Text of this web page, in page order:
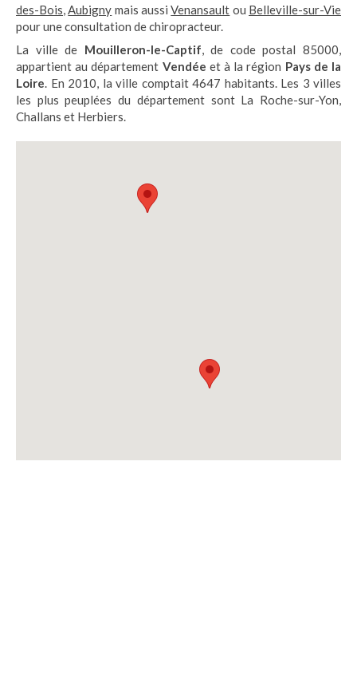
des-Bois,Aubigny mais aussiVenansault ou Belleville-sur-Vie
pour une consultation de chiropracteur.
La ville de Mouilleron-le-Captif, de code postal 85000,
appartient au département Vendée et à la région Pays de la
Loire. En 2010, la ville comptait 4647 habitants. Les 3 villes
les plus peuplées du département sont La Roche-sur-Yon,
Challans et Herbiers.